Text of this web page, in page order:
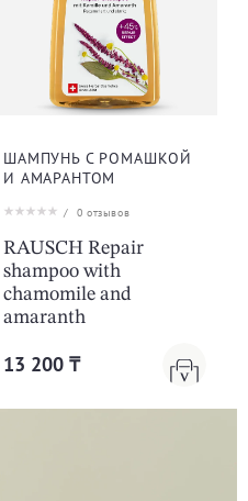
ШАМПУНЬ С РОМАШКОЙ
И АМАРАНТОМ
/ 0 отзывов
RAUSCH Repair
shampoo with
chamomile and
amaranth
13 200 ₸